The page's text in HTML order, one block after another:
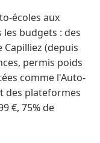
écoles aux
budgets : des
(depuis
permis poids
comme l'Auto-
des plateformes
€, 75% de